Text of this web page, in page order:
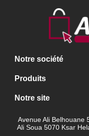
Notre société
Produits
Notre site
Avenue Ali Belhouane
Ali Soua 5070 Ksar